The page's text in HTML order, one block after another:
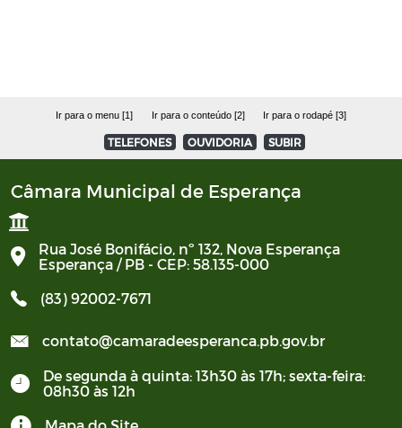
Código Tributario
Decretos
Ir para o menu [1] Ir para o conteúdo [2] Ir para o rodapé [3]
TELEFONES OUVIDORIA SUBIR
Câmara Municipal de Esperança
Rua José Bonifácio, nº 132, Nova Esperança
Esperança / PB - CEP: 58.135-000
(83) 92002-7671
contato@camaradeesperanca.pb.gov.br
De segunda à quinta: 13h30 às 17h; sexta-feira:
08h30 às 12h